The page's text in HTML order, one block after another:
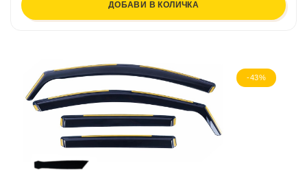
ДОБАВИ В КОЛИЧКА
-43%